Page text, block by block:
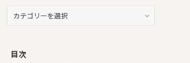
テ
リ目次